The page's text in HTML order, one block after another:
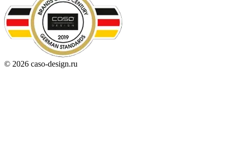
© 2026 caso-design.ru